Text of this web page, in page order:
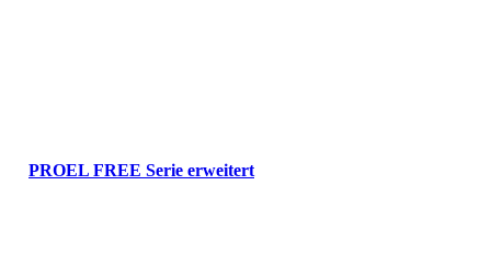
PROEL FREE Serie erweitert